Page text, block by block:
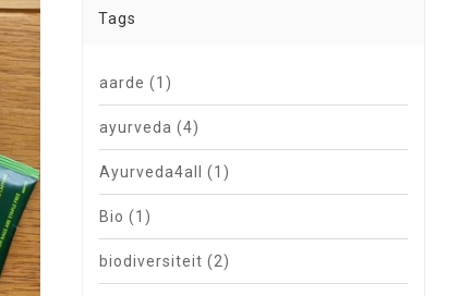
Tags
aarde (1)
ayurveda (4)
Ayurveda4all (1)
Bio (1)
biodiversiteit (2)